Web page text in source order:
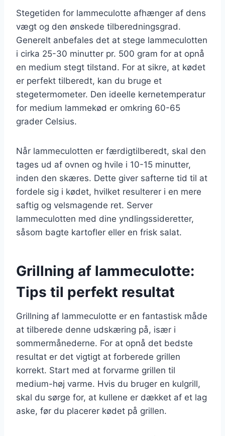
Stegetiden for lammeculotte afhænger af dens
vægt og den ønskede tilberedningsgrad.
Generelt anbefales det at stege lammeculotten
i cirka 25-30 minutter pr. 500 gram for at opnå
en medium stegt tilstand. For at sikre, at kødet
er perfekt tilberedt, kan du bruge et
stegetermometer. Den ideelle kernetemperatur
for medium lammekød er omkring 60-65
grader Celsius.
Når lammeculotten er færdigtilberedt, skal den
tages ud af ovnen og hvile i 10-15 minutter,
inden den skæres. Dette giver safterne tid til at
fordele sig i kødet, hvilket resulterer i en mere
saftig og velsmagende ret. Server
lammeculotten med dine yndlingssideretter,
såsom bagte kartofler eller en frisk salat.
Grillning af lammeculotte:
Tips til perfekt resultat
Grillning af lammeculotte er en fantastisk måde
at tilberede denne udskæring på, især i
sommermånederne. For at opnå det bedste
resultat er det vigtigt at forberede grillen
korrekt. Start med at forvarme grillen til
medium-høj varme. Hvis du bruger en kulgrill,
skal du sørge for, at kullene er dækket af et lag
aske, før du placerer kødet på grillen.